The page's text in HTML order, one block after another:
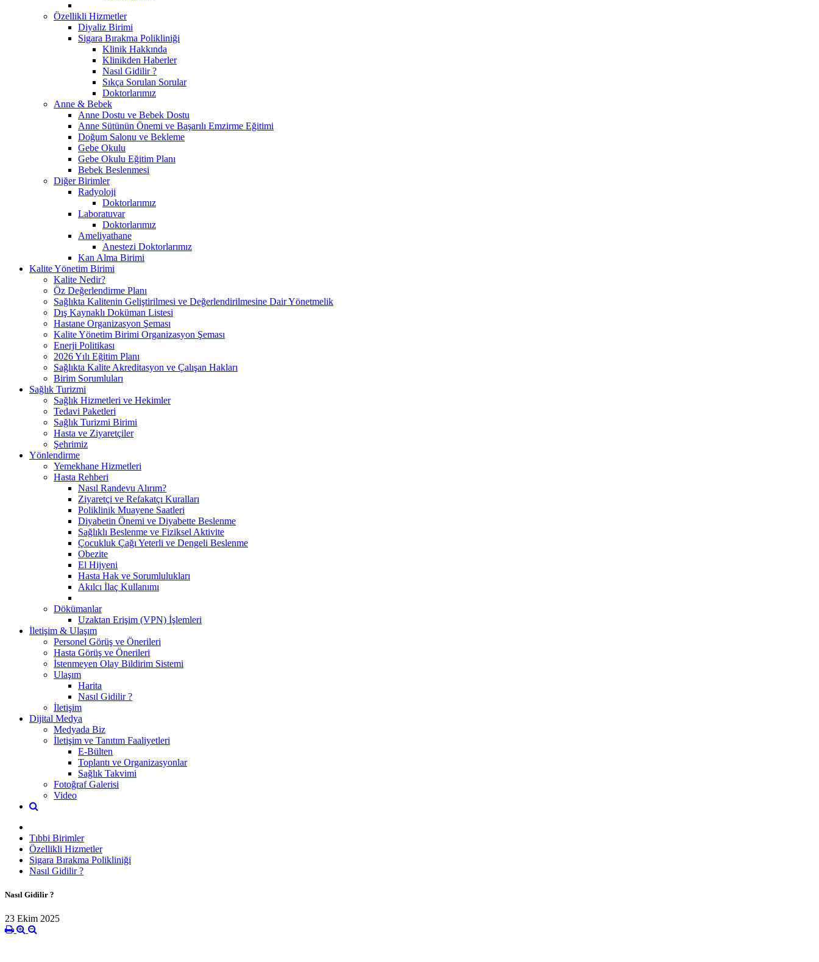
Özellikli Hizmetler
Diyaliz Birimi
Sigara Bırakma Polikliniği
Klinik Hakkında
Klinikden Haberler
Nasıl Gidilir ?
Sıkça Sorulan Sorular
Doktorlarımız
Anne & Bebek
Anne Dostu ve Bebek Dostu
Anne Sütünün Önemi ve Başarılı Emzirme Eğitimi
Doğum Salonu ve Bekleme
Gebe Okulu
Gebe Okulu Eğitim Planı
Bebek Beslenmesi
Diğer Birimler
Radyoloji
Doktorlarımız
Laboratuvar
Doktorlarımız
Ameliyathane
Anestezi Doktorlarımız
Kan Alma Birimi
Kalite Yönetim Birimi
Kalite Nedir?
Öz Değerlendirme Planı
Sağlıkta Kalitenin Geliştirilmesi ve Değerlendirilmesine Dair Yönetmelik
Dış Kaynaklı Doküman Listesi
Hastane Organizasyon Şeması
Kalite Yönetim Birimi Organizasyon Şeması
Enerji Politikası
2026 Yılı Eğitim Planı
Sağlıkta Kalite Akreditasyon ve Çalışan Hakları
Birim Sorumluları
Sağlık Turizmi
Sağlık Hizmetleri ve Hekimler
Tedavi Paketleri
Sağlık Turizmi Birimi
Hasta ve Ziyaretçiler
Şehrimiz
Yönlendirme
Yemekhane Hizmetleri
Hasta Rehberi
Nasıl Randevu Alırım?
Ziyaretçi ve Refakatçı Kuralları
Poliklinik Muayene Saatleri
Diyabetin Önemi ve Diyabette Beslenme
Sağlıklı Beslenme ve Fiziksel Aktivite
Çocukluk Çağı Yeterli ve Dengeli Beslenme
Obezite
El Hijyeni
Hasta Hak ve Sorumlulukları
Akılcı İlaç Kullanımı
Dökümanlar
Uzaktan Erişim (VPN) İşlemleri
İletişim & Ulaşım
Personel Görüş ve Önerileri
Hasta Görüş ve Önerileri
İstenmeyen Olay Bildirim Sistemi
Ulaşım
Harita
Nasıl Gidilir ?
İletişim
Dijital Medya
Medyada Biz
İletişim ve Tanıtım Faaliyetleri
E-Bülten
Toplantı ve Organizasyonlar
Sağlık Takvimi
Fotoğraf Galerisi
Video
Tıbbi Birimler
Özellikli Hizmetler
Sigara Bırakma Polikliniği
Nasıl Gidilir ?
Nasıl Gidilir ?
23 Ekim 2025